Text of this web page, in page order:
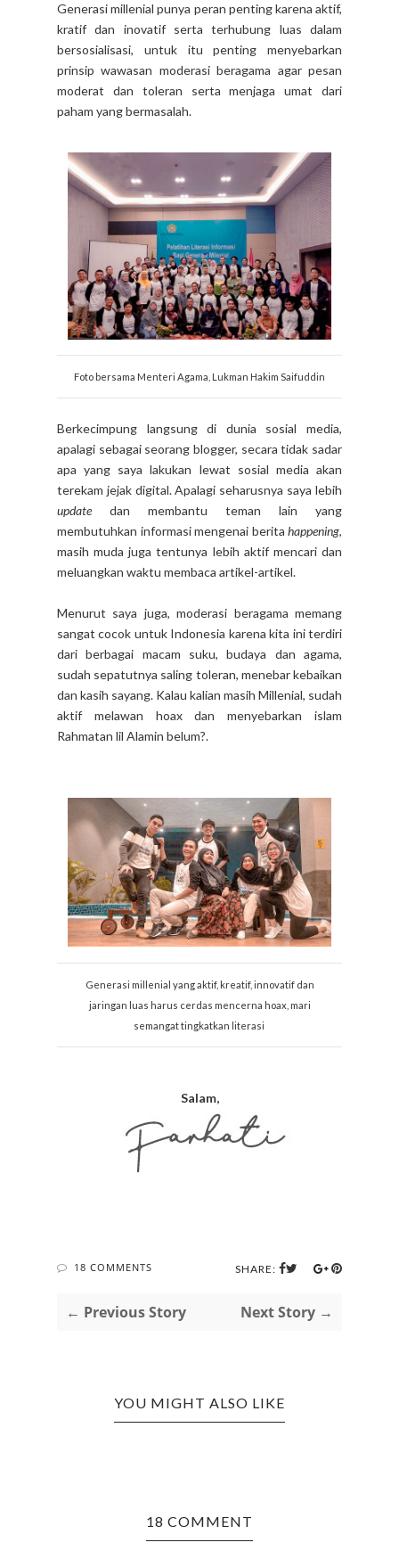
Generasi millenial punya peran penting karena aktif,
kratif dan inovatif serta terhubung luas dalam
bersosialisasi, untuk itu penting menyebarkan
prinsip wawasan moderasi beragama agar pesan
moderat dan toleran serta menjaga umat dari
paham yang bermasalah.
Foto bersama Menteri Agama, Lukman Hakim Saifuddin
Berkecimpung langsung di dunia sosial media,
apalagi sebagai seorang blogger, secara tidak sadar
apa yang saya lakukan lewat sosial media akan
terekam jejak digital. Apalagi seharusnya saya lebih
update dan membantu teman lain yang
membutuhkan informasi mengenai berita happening,
masih muda juga tentunya lebih aktif mencari dan
meluangkan waktu membaca artikel-artikel.
Menurut saya juga, moderasi beragama memang
sangat cocok untuk Indonesia karena kita ini terdiri
dari berbagai macam suku, budaya dan agama,
sudah sepatutnya saling toleran, menebar kebaikan
dan kasih sayang. Kalau kalian masih Millenial, sudah
aktif melawan hoax dan menyebarkan islam
Rahmatan lil Alamin belum?.
Generasi millenial yang aktif, kreatif, innovatif dan
jaringan luas harus cerdas mencerna hoax, mari
semangat tingkatkan literasi
Salam,
18 COMMENTS SHARE:
← Previous Story Next Story →
YOU MIGHT ALSO LIKE
18 COMMENT